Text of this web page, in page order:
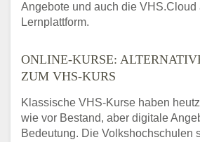
Angebote und auch die VHS.Cloud
Lernplattform.
ONLINE-KURSE:
ZUM VHS-KURS
Klassische VHS-Kurse haben
wie vor Bestand, aber digitale
Bedeutung. Die Volkshochschulen